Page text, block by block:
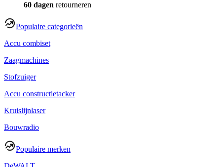
60 dagen retourneren
Populaire categorieën
Accu combiset
Zaagmachines
Stofzuiger
Accu constructietacker
Kruislijnlaser
Bouwradio
Populaire merken